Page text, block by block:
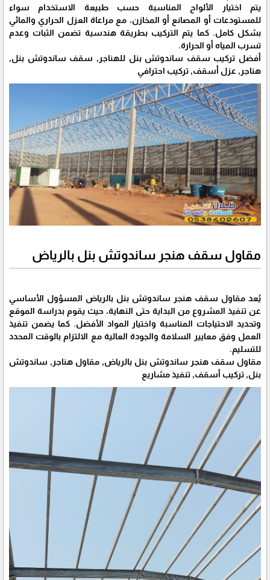
يتم اختيار الألواح المناسبة حسب طبيعة الاستخدام سواء
للمستودعات أو المصانع أو المخازن، مع مراعاة العزل الحراري والمائي
بشكل كامل. كما يتم التركيب بطريقة هندسية تضمن الثبات وعدم
تسرب المياه أو الحرارة.
أفضل تركيب سقف ساندوتش بنل للهناجر, سقف ساندوتش بنل,
هناجر, عزل أسقف, تركيب احترافي
مقاول سقف هنجر ساندوتش بنل بالرياض
يُعد مقاول سقف هنجر ساندوتش بنل بالرياض المسؤول الأساسي
عن تنفيذ المشروع من البداية حتى النهاية، حيث يقوم بدراسة الموقع
وتحديد الاحتياجات المناسبة واختيار المواد الأفضل. كما يضمن تنفيذ
العمل وفق معايير السلامة والجودة العالية مع الالتزام بالوقت المحدد
للتسليم.
مقاول سقف هنجر ساندوتش بنل بالرياض, مقاول هناجر, ساندوتش
بنل, تركيب أسقف, تنفيذ مشاريع